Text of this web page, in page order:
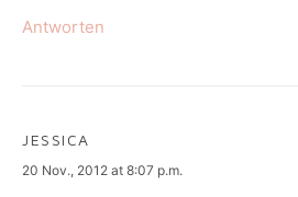
Antworten
JESSICA
says:
20 Nov., 2012 at 8:07 p.m.